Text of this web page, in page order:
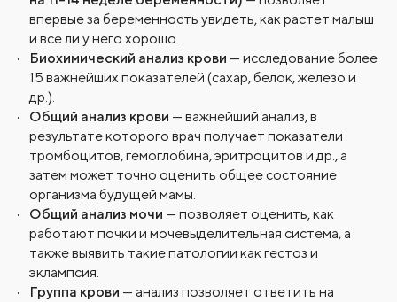
впервые за беременность увидеть, как растет малыш
и все ли у него хорошо.
Биохимический анализ крови — исследование более
15 важнейших показателей (сахар, белок, железо и
др.).
Общий анализ крови — важнейший анализ, в
результате которого врач получает показатели
тромбоцитов, гемоглобина, эритроцитов и др., а
затем может точно оценить общее состояние
организма будущей мамы.
Общий анализ мочи — позволяет оценить, как
работают почки и мочевыделительная система, а
также выявить такие патологии как гестоз и
эклампсия.
Группа крови — анализ позволяет ответить на